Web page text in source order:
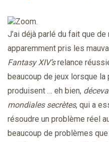
J’ai déjà parlé du fait que
apparemment pris les
Fantasy XIV’srelance
beaucoup de jeux lorsque
produisent … eh bien,
mondiales secrètes, qui a
résoudre un problème réel
beaucoup de problèmes